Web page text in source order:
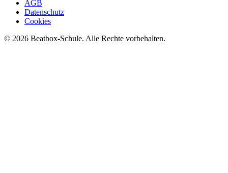
AGB
Datenschutz
Cookies
© 2026 Beatbox-Schule. Alle Rechte vorbehalten.